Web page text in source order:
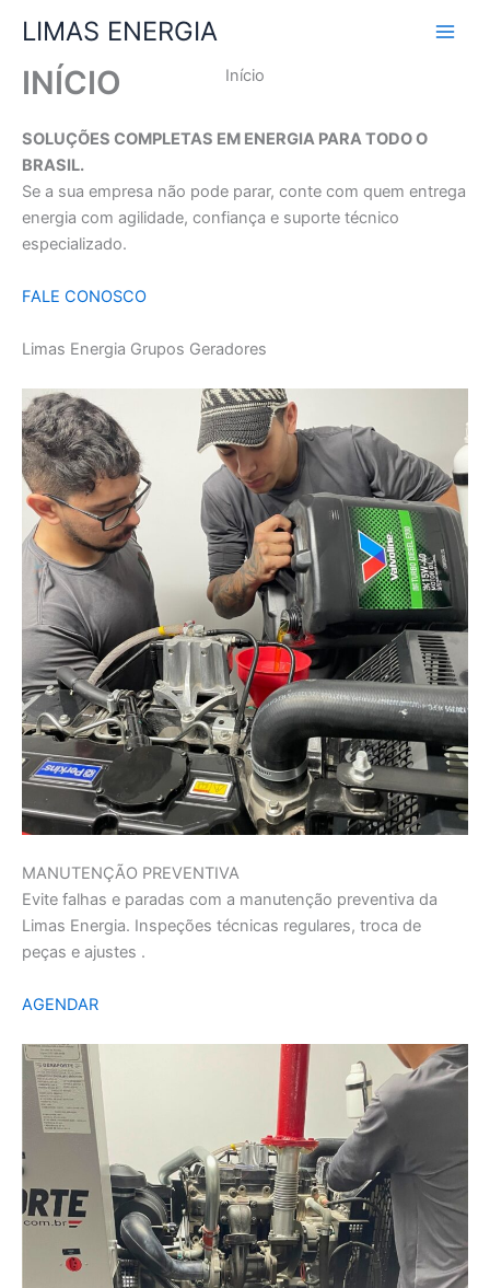
para
conteúdo
LIMAS ENERGIA
Início
INÍCIO
SOLUÇÕES COMPLETAS EM ENERGIA PARA TODO O
BRASIL.
Se a sua empresa não pode parar, conte com quem entrega
energia com agilidade, confiança e suporte técnico
especializado.
FALE CONOSCO
Limas Energia Grupos Geradores
MANUTENÇÃO PREVENTIVA
Evite falhas e paradas com a manutenção preventiva da
Limas Energia. Inspeções técnicas regulares, troca de
peças e ajustes .
AGENDAR